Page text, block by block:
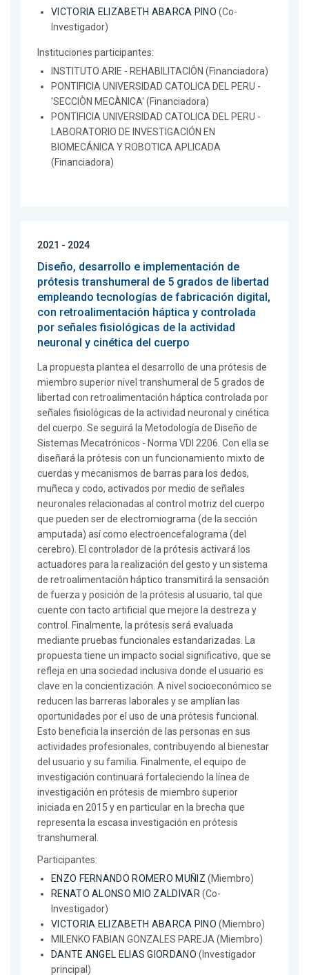
VICTORIA ELIZABETH ABARCA PINO (Co-
Investigador)
Instituciones participantes:
INSTITUTO ARIE - REHABILITACIÔN (Financiadora)
PONTIFICIA UNIVERSIDAD CATOLICA DEL PERU -
'SECCIÒN MECÀNICA' (Financiadora)
PONTIFICIA UNIVERSIDAD CATOLICA DEL PERU -
LABORATORIO DE INVESTIGACIÓN EN
BIOMECÁNICA Y ROBOTICA APLICADA
(Financiadora)
2021 - 2024
Diseño, desarrollo e implementación de
prótesis transhumeral de 5 grados de libertad
empleando tecnologías de fabricación digital,
con retroalimentación háptica y controlada
por señales fisiológicas de la actividad
neuronal y cinética del cuerpo
La propuesta plantea el desarrollo de una prótesis de
miembro superior nivel transhumeral de 5 grados de
libertad con retroalimentación háptica controlada por
señales fisiológicas de la actividad neuronal y cinética
del cuerpo. Se seguirá la Metodología de Diseño de
Sistemas Mecatrónicos - Norma VDI 2206. Con ella se
diseñará la prótesis con un funcionamiento mixto de
cuerdas y mecanismos de barras para los dedos,
muñeca y codo, activados por medio de señales
neuronales relacionadas al control motriz del cuerpo
que pueden ser de electromiograma (de la sección
amputada) así como electroencefalograma (del
cerebro). El controlador de la prótesis activará los
actuadores para la realización del gesto y un sistema
de retroalimentación háptico transmitirá la sensación
de fuerza y posición de la prótesis al usuario, tal que
cuente con tacto artificial que mejore la destreza y
control. Finalmente, la prótesis será evaluada
mediante pruebas funcionales estandarizadas. La
propuesta tiene un impacto social significativo, que se
refleja en una sociedad inclusiva donde el usuario es
clave en la concientización. A nivel socioeconómico se
reducen las barreras laborales y se amplían las
oportunidades por el uso de una prótesis funcional.
Esto beneficia la inserción de las personas en sus
actividades profesionales, contribuyendo al bienestar
del usuario y su familia. Finalmente, el equipo de
investigación continuará fortaleciendo la línea de
investigación en prótesis de miembro superior
iniciada en 2015 y en particular en la brecha que
representa la escasa investigación en prótesis
transhumeral.
Participantes:
ENZO FERNANDO ROMERO MUÑIZ (Miembro)
RENATO ALONSO MIO ZALDIVAR(Co-
Investigador)
VICTORIA ELIZABETH ABARCA PINO (Miembro)
MILENKO FABIAN GONZALES PAREJA (Miembro)
DANTE ANGEL ELIAS GIORDANO (Investigador
principal)